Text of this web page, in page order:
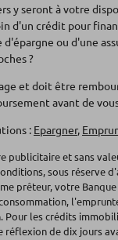
y seront à votre
d'un crédit pour
ou d'une
?
et doit être
avant de
: Epargner,
publicitaire et sans
sous réserve
prêteur, votre
Pour les crédits
réflexion de dix jours